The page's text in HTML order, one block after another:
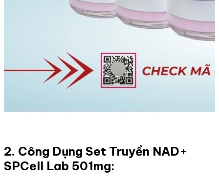
2. Công Dụng Set Truyền NAD+
SPCell Lab 501mg: